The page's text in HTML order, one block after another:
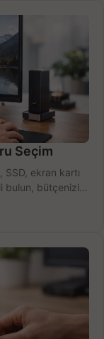
Seçim
ekran kartı
bulun, bütçenizi